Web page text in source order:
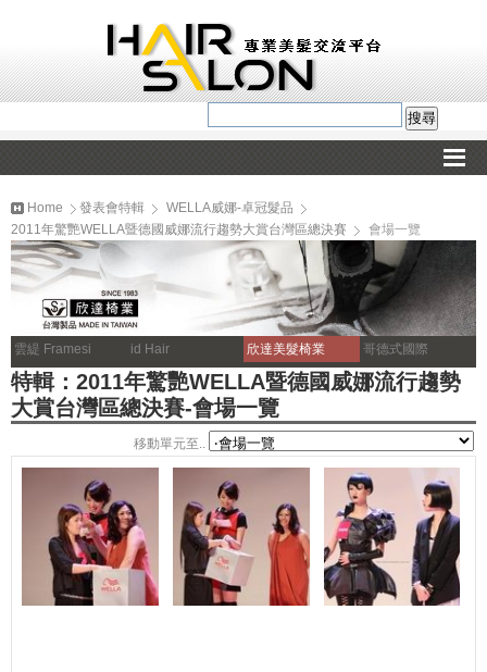
Home 發表會特輯
WELLA威娜-卓冠髮品
2011年驚艷WELLA暨德國威娜流行趨勢大賞台灣區總決賽
會場一覽
雲緹 Framesi id Hair 欣達美髮椅業 哥德式國際
特輯：2011年驚艷WELLA暨德國威娜流行趨勢
大賞台灣區總決賽-會場一覽
移動單元至..